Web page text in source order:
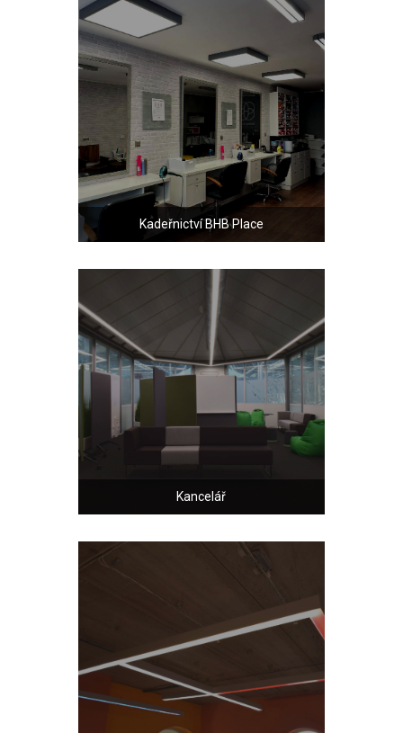
Kadeřnictví BHB Place
Kancelář